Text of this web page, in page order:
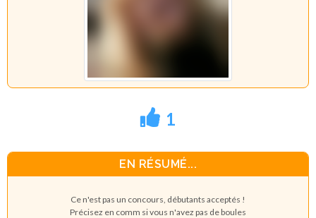
1
EN RÉSUMÉ...
Ce n'est pas un concours, débutants acceptés !
Précisez en comm si vous n'avez pas de boules